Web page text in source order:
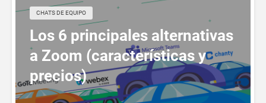
CHATS DE EQUIPO
Los 6 principales alternativas
a Zoom (características y
precios)